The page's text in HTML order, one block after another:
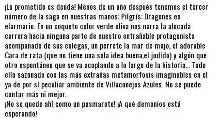
¡Lo prometido es deuda! Menos de un año después tenemos el tercer
número de la saga en nuestras manos: Pilgrís: Dragones en
elarmario. En un coqueto color verde oliva nos narra la alocada
carrera hacia ninguna parte de nuestro entrañable protagonista
acompañado de sus colegas, un perrete la mar de majo, el adorable
Cara de rata (que no tiene una sola idea buena,el jodido) y algún que
otro espontáneo que se va acoplando a lo largo de la historia... Todo
ello sazonado con las más extrañas metamorfosis imaginables en el
ya de por sí peculiar ambiente de Villaconejos Azules. No se puede
contar más ni mejor.
¡No se quede ahí como un pasmarote! ¡A qué demonios está
esperando!